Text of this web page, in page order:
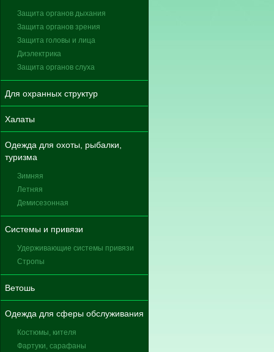
Защита органов дыхания
Защита органов зрения
Защита головы и лица
Диэлектрика
Защита органов слуха
Для охранных структур
Халаты
Одежда для охоты, рыбалки,
туризма
Зимняя
Летняя
Демисезонная
Системы и привязи
Удерживающие системы привязи
Стропы
Ветошь
Одежда для сферы обслуживания
Костюмы, кителя
Фартуки, сарафаны